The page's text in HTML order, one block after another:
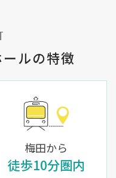
ルの特徴
梅田から
徒歩10分圏内